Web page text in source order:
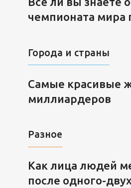
чемпионата мира
Города и страны
Самые красивые
миллиардеров
Разное
Как лица людей
после одного-